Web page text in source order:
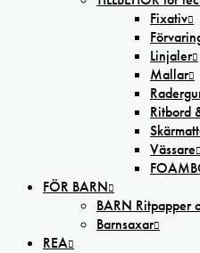
Fixativ
Linjaler
Mallar
Ritbord
Vässare
FÖR BARN
BARN Ritpapper
Barnsaxar
REA